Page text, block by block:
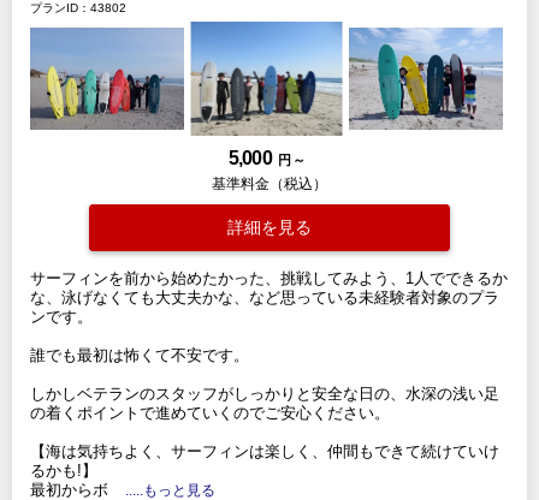
プランID：43802
5,000 円 ～
基準料金（税込）
詳細を見る
サーフィンを前から始めたかった、挑戦してみよう、1人でできるか
な、泳げなくても大丈夫かな、など思っている未経験者対象のプラ
ンです。
誰でも最初は怖くて不安です。
しかしベテランのスタッフがしっかりと安全な日の、水深の浅い足
の着くポイントで進めていくのでご安心ください。
【海は気持ちよく、サーフィンは楽しく、仲間もできて続けていけ
るかも!】
最初からボ
.....もっと見る